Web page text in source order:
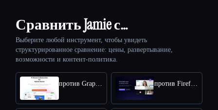
Сравнить Jamie с…
Выберите любой инструмент, чтобы увидеть
структурированное сравнение: цены, развертывание,
возможности и контент-политика.